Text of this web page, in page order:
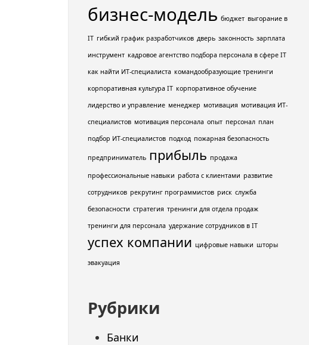
бизнес-модель бюджет выгорание в
IT гибкий график разработчиков дверь законность зарплата
инструмент кадровое агентство подбора персонала в сфере IT
как найти ИТ-специалиста командообразующие тренинги
корпоративная культура IT корпоративное обучение
лидерство и управление менеджер мотивация мотивация ИТ-
специалистов мотивация персонала опыт персонал план
подбор ИТ-специалистов подход пожарная безопасность
предприниматель прибыль продажа
профессиональные навыки работа с клиентами развитие
сотрудников рекрутинг программистов риск служба
безопасности стратегия тренинги для отдела продаж
тренинги для персонала удержание сотрудников в IT
успех компании цифровые навыки шторы
эвакуация
Рубрики
Банки